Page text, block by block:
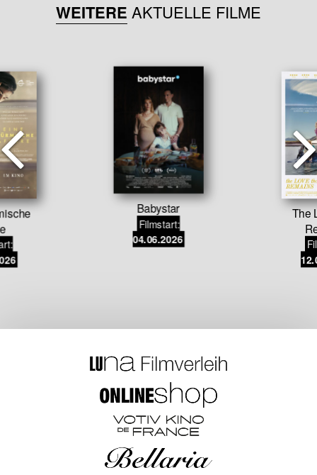
WEITERE AKTUELLE FILME
Babystar
Filmstart:
04.06.2026
The